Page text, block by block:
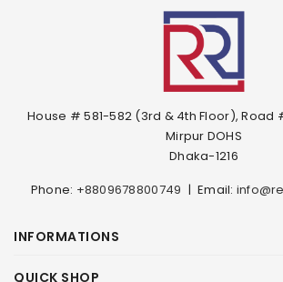
House # 581-582 (3rd & 4th Floor), Road
Mirpur DOHS
Dhaka-1216
Phone: +8809678800749 | Email:
INFORMATIONS
QUICK SHOP